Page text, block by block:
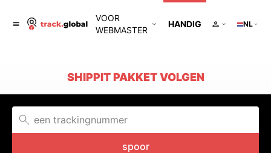
VOOR
WEBMASTER
HANDIG NL
SHIPPIT PAKKET VOLGEN
spoor